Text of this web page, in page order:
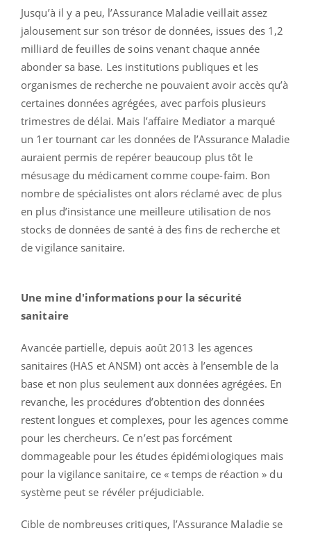
Jusqu’à il y a peu, l’Assurance Maladie veillait assez
jalousement sur son trésor de données, issues des 1,2
milliard de feuilles de soins venant chaque année
abonder sa base. Les institutions publiques et les
organismes de recherche ne pouvaient avoir accès qu’à
certaines données agrégées, avec parfois plusieurs
trimestres de délai. Mais l’affaire Mediator a marqué
un 1er tournant car les données de l’Assurance Maladie
auraient permis de repérer beaucoup plus tôt le
mésusage du médicament comme coupe-faim. Bon
nombre de spécialistes ont alors réclamé avec de plus
en plus d’insistance une meilleure utilisation de nos
stocks de données de santé à des fins de recherche et
de vigilance sanitaire.
Une mine d'informations pour la sécurité
sanitaire
Avancée partielle, depuis août 2013 les agences
sanitaires (HAS et ANSM) ont accès à l’ensemble de la
base et non plus seulement aux données agrégées. En
revanche, les procédures d’obtention des données
restent longues et complexes, pour les agences comme
pour les chercheurs. Ce n’est pas forcément
dommageable pour les études épidémiologiques mais
pour la vigilance sanitaire, ce « temps de réaction » du
système peut se révéler préjudiciable.
Cible de nombreuses critiques, l’Assurance Maladie se